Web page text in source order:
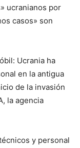
ucranianos por
casos» son
Ucrania ha
en la antigua
de la invasión
la agencia
y personal